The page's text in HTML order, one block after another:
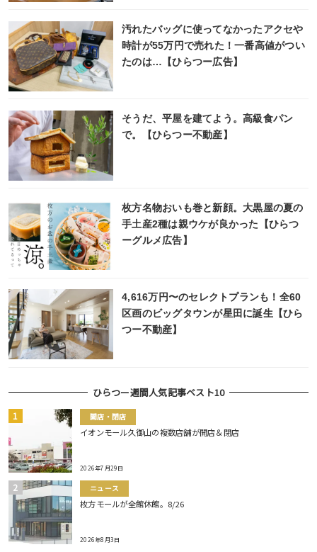
汚れたバッグに使ってなかったアクセや
時計が55万円で売れた！一番高値がつい
たのは…【ひらつー広告】
そうだ、平屋を建てよう。高級食パン
で。【ひらつー不動産】
枚方名物おいも巻と新顔。大黒屋の夏の
手土産2種は親ウケが良かった【ひらつ
ーグルメ広告】
4,616万円〜のセレクトプランも！全60
区画のビッグタウンが星田に誕生【ひら
つー不動産】
ひらつー週間人気記事ベスト10
開店・閉店
イオンモール久御山の複数店舗が開店＆閉店
2026年7月29日
ニュース
枚方モールが全館休館。8/26
2026年8月3日